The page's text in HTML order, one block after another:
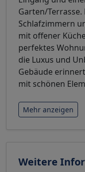
Garten/
Schlafzimmern
mit offener
perfektes
die Luxus und
Gebäude
mit schönen
Mehr anzeigen
Weitere